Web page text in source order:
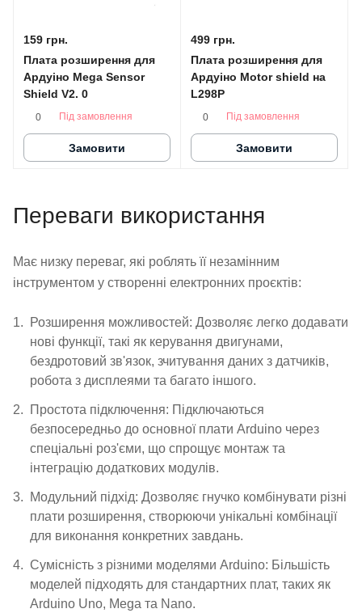
159 грн.
Плата розширення для
Ардуіно Mega Sensor
Shield V2. 0
0 Під замовлення
Замовити
499 грн.
Плата розширення для
Ардуіно Motor shield на
L298P
0 Під замовлення
Замовити
Переваги використання
Має низку переваг, які роблять її незамінним
інструментом у створенні електронних проєктів:
Розширення можливостей: Дозволяє легко додавати
нові функції, такі як керування двигунами,
бездротовий зв'язок, зчитування даних з датчиків,
робота з дисплеями та багато іншого.
Простота підключення: Підключаються
безпосередньо до основної плати Arduino через
спеціальні роз'єми, що спрощує монтаж та
інтеграцію додаткових модулів.
Модульний підхід: Дозволяє гнучко комбінувати різні
плати розширення, створюючи унікальні комбінації
для виконання конкретних завдань.
Сумісність з різними моделями Arduino: Більшість
моделей підходять для стандартних плат, таких як
Arduino Uno, Mega та Nano.